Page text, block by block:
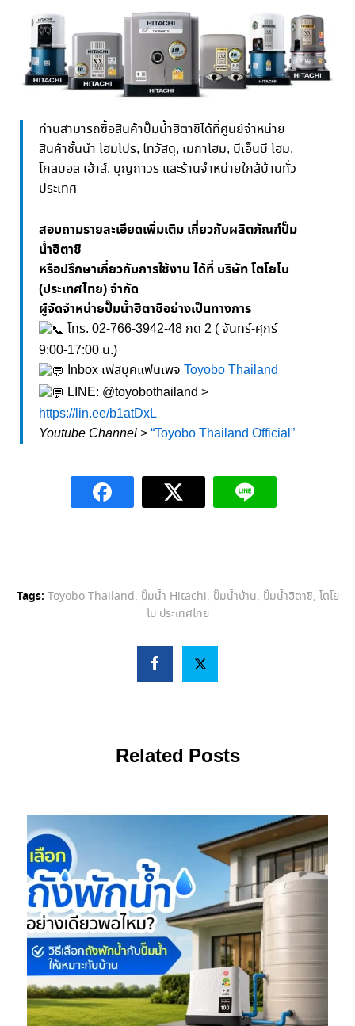
ท่านสามารถซื้อสินค้าปั๊มน้ำฮิตาชิได้ที่ศูนย์จำหน่าย
สินค้าชั้นนำ โฮมโปร, ไทวัสดุ, เมกาโฮม, บีเอ็นบี โฮม,
โกลบอล เฮ้าส์, บุญถาวร และร้านจำหน่ายใกล้บ้านทั่ว
ประเทศ
สอบถามรายละเอียดเพิ่มเติม เกี่ยวกับผลิตภัณฑ์ปั๊ม
น้ำฮิตาชิ
หรือปรึกษาเกี่ยวกับการใช้งาน ได้ที่ บริษัท โตโยโบ
(ประเทศไทย) จำกัด
ผู้จัดจำหน่ายปั๊มน้ำฮิตาชิอย่างเป็นทางการ
โทร. 02-766-3942-48 กด 2 ( จันทร์-ศุกร์
9:00-17:00 น.)
Inbox เฟสบุคแฟนเพจ Toyobo Thailand
LINE: @toyobothailand >
https://lin.ee/b1atDxL
Youtube Channel >“Toyobo Thailand Official”
Tags: Toyobo Thailand, ปั๊มน้ำ Hitachi, ปั๊มน้ำบ้าน, ปั๊มน้ำฮิตาชิ, โตโย
โบ ประเทศไทย
Related Posts